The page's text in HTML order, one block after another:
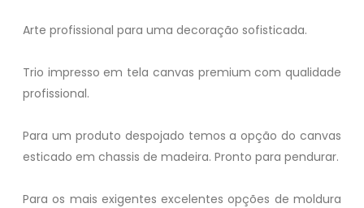
Arte profissional para uma decoração sofisticada.
Trio impresso em tela canvas premium com qualidade
profissional.
Para um produto despojado temos a opção do canvas
esticado em chassis de madeira. Pronto para pendurar.
Para os mais exigentes excelentes opções de moldura